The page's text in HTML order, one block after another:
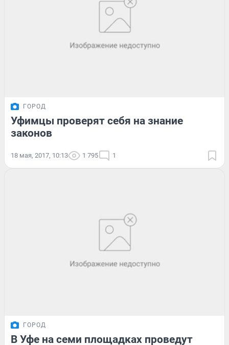
ГОРОД
Уфимцы проверят себя на знание
законов
18 мая, 2017, 10:13 1 795 1
ГОРОД
В Уфе на семи площадках проведут